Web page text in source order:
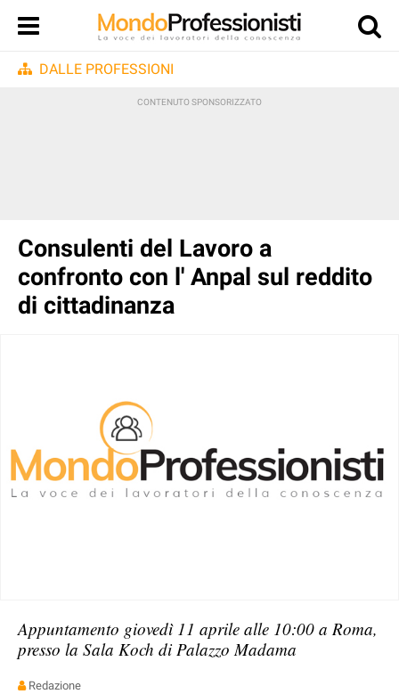
DALLE PROFESSIONI
Consulenti del Lavoro a
confronto con l' Anpal sul reddito
di cittadinanza
Appuntamento giovedì 11 aprile alle 10:00 a Roma,
presso la Sala Koch di Palazzo Madama
Redazione